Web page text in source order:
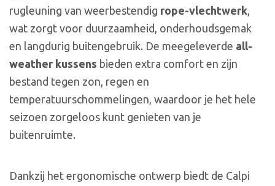
rugleuning van weerbestendig rope-vlechtwerk
wat zorgt voor duurzaamheid, onderhoudsgemak
en langdurig buitengebruik. De meegeleverde all-
weather kussens bieden extra comfort en zijn
bestand tegen zon, regen en
temperatuurschommelingen, waardoor je het hele
seizoen zorgeloos kunt genieten van je
buitenruimte.
Dankzij het ergonomische ontwerp biedt de Calpi